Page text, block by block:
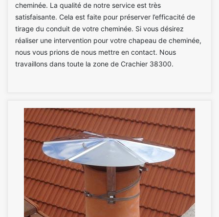
cheminée. La qualité de notre service est très
satisfaisante. Cela est faite pour préserver l’efficacité de
tirage du conduit de votre cheminée. Si vous désirez
réaliser une intervention pour votre chapeau de cheminée,
nous vous prions de nous mettre en contact. Nous
travaillons dans toute la zone de Crachier 38300.